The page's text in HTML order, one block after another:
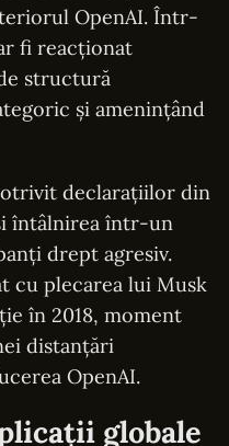
OpenAI. Într-
fi reacționat
structură
și amenințând
declarațiilor din
întâlnirea într-un
drept agresiv.
cu plecarea lui Musk
în 2018, moment
distanțări
OpenAI.
globale